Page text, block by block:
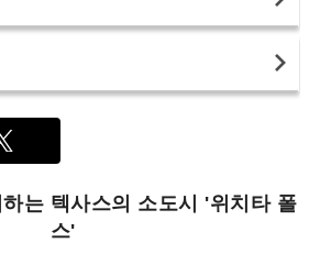
는 텍사스의 소도시 '위치타 폴
스'